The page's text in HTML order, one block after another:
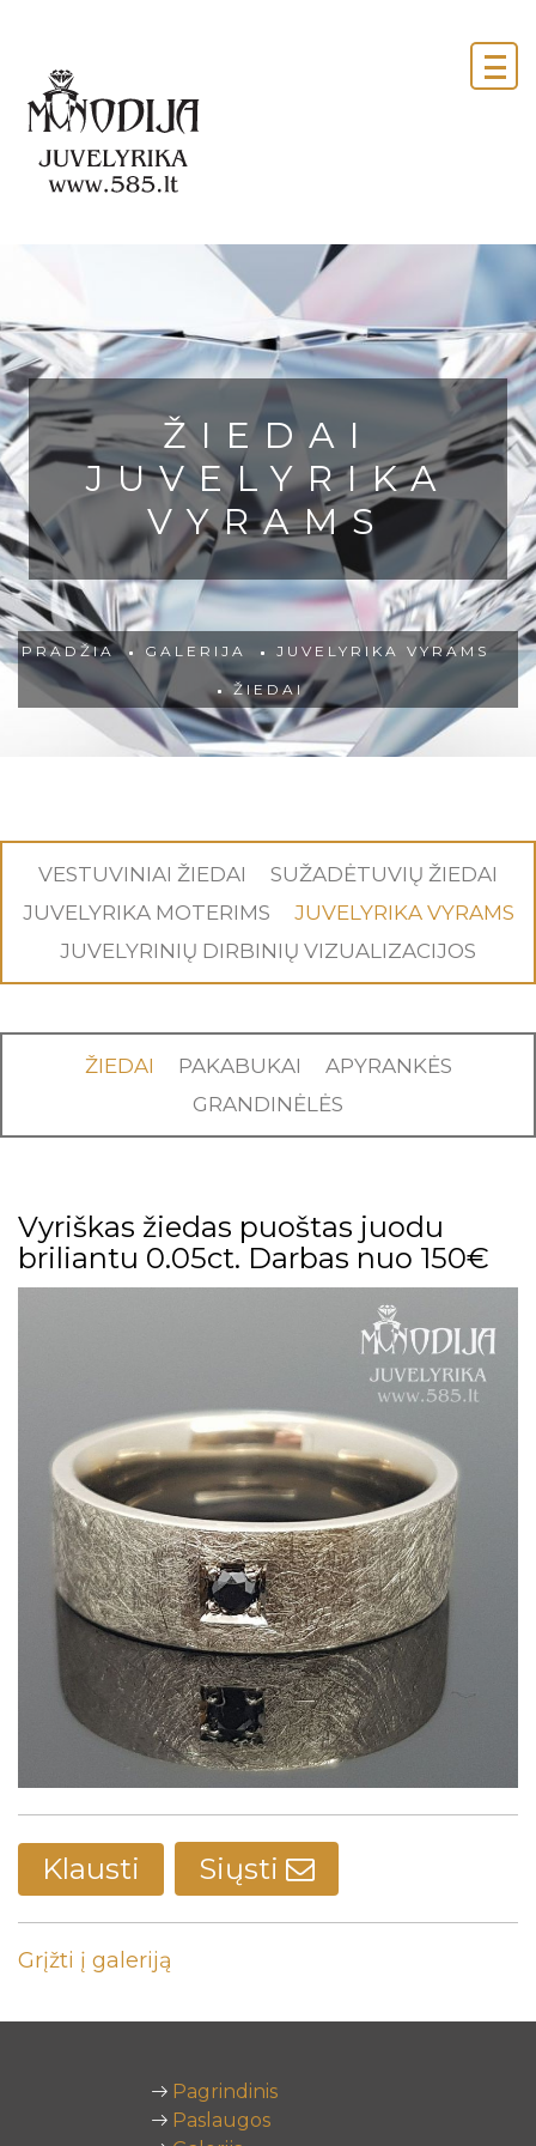
ŽIEDAI
JUVELYRIKA
VYRAMS
PRADŽIA GALERIJA JUVELYRIKA VYRAMS
ŽIEDAI
VESTUVINIAI ŽIEDAI
SUŽADĖTUVIŲ ŽIEDAI
JUVELYRIKA MOTERIMS
JUVELYRIKA VYRAMS
JUVELYRINIŲ DIRBINIŲ VIZUALIZACIJOS
ŽIEDAI PAKABUKAI
APYRANKĖS
GRANDINĖLĖS
Vyriškas žiedas puoštas juodu
briliantu 0.05ct. Darbas nuo 150€
Klausti Siųsti
Grįžti į galeriją
Pagrindinis
Paslaugos